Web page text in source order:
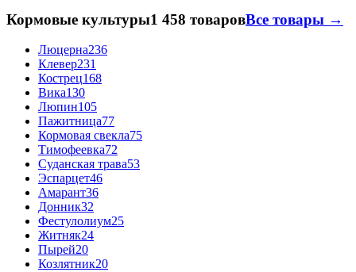
Кормовые культуры1 458 товаровВсе товары →
Люцерна236
Клевер231
Кострец168
Вика130
Люпин105
Пажитница77
Кормовая свекла75
Тимофеевка72
Суданская трава53
Эспарцет46
Амарант36
Донник32
Фестулолиум25
Житняк24
Пырей20
Козлятник20